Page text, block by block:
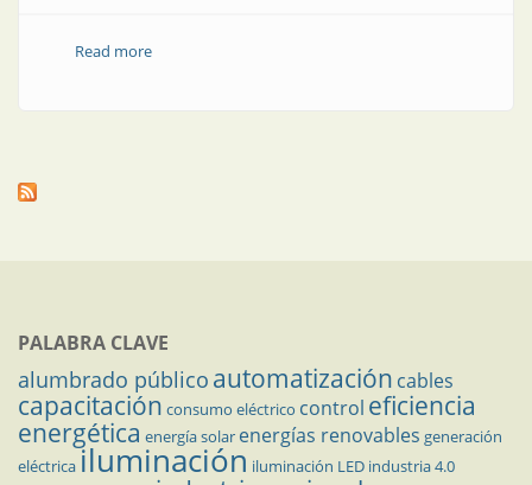
Read moreabout Preformados de aluminio para
PALABRA CLAVE
alumbrado público automatización cables
capacitación consumo eléctrico control eficiencia
energética energía solar energías renovables generación
eléctricailuminación iluminación LED industria 4.0